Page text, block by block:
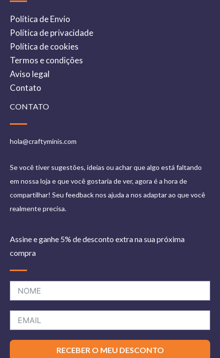
Política de Envio
Política de privacidade
Política de cookies
Termos e condições
Aviso legal
Contato
CONTATO
hola@craftyminis.com
Se você tiver sugestões, ideias ou achar que algo está faltando
em nossa loja e que você gostaria de ver, agora é a hora de
compartilhar! Seu feedback nos ajuda a nos adaptar ao que você
realmente precisa.
Assine e ganhe 5% de desconto extra na sua próxima
compra
RECEBER O MEU DESCONTO